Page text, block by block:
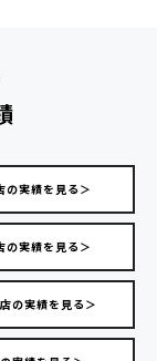
の実績を見る＞
の実績を見る＞
の実績を見る＞